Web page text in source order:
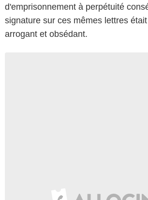
d'emprisonnement à perpétuité
signature sur ces mêmes lettres
arrogant et obsédant.